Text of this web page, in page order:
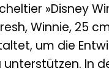
»Disney
Winnie, 25
um die
unterstützen. In